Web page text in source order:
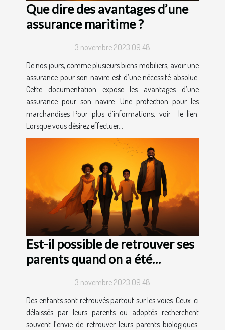
Que dire des avantages d’une
assurance maritime ?
3 novembre 2023 09:48
De nos jours, comme plusieurs biens mobiliers, avoir une
assurance pour son navire est d’une nécessité absolue.
Cette documentation expose les avantages d’une
assurance pour son navire. Une protection pour les
marchandises Pour plus d’informations, voir le lien.
Lorsque vous désirez effectuer...
Est-il possible de retrouver ses
parents quand on a été
3 novembre 2023 09:48
Des enfants sont retrouvés partout sur les voies. Ceux-ci
délaissés par leurs parents ou adoptés recherchent
souvent l’envie de retrouver leurs parents biologiques.